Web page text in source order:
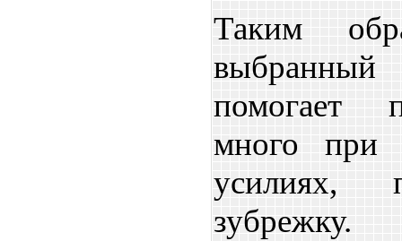
Таким
выбранный
помогает
много при
усилиях,
зубрежку.